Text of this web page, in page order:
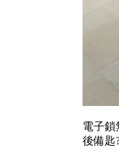
電子鎖
後備匙